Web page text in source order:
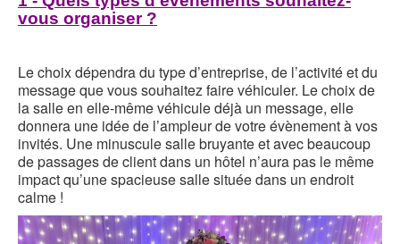
vous organiser ?
Le choix dépendra du type d’entreprise, de l’activité et du
message que vous souhaitez faire véhiculer. Le choix de
la salle en elle-même véhicule déjà un message, elle
donnera une idée de l’ampleur de votre évènement à vos
invités. Une minuscule salle bruyante et avec beaucoup
de passages de client dans un hôtel n’aura pas le même
impact qu’une spacieuse salle située dans un endroit
calme !